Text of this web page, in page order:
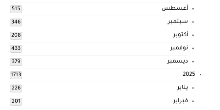
أغسطس 515
سبتمبر 346
أكتوبر 208
نوفمبر 433
ديسمبر 379
2025
1713
يناير 226
فبراير 201